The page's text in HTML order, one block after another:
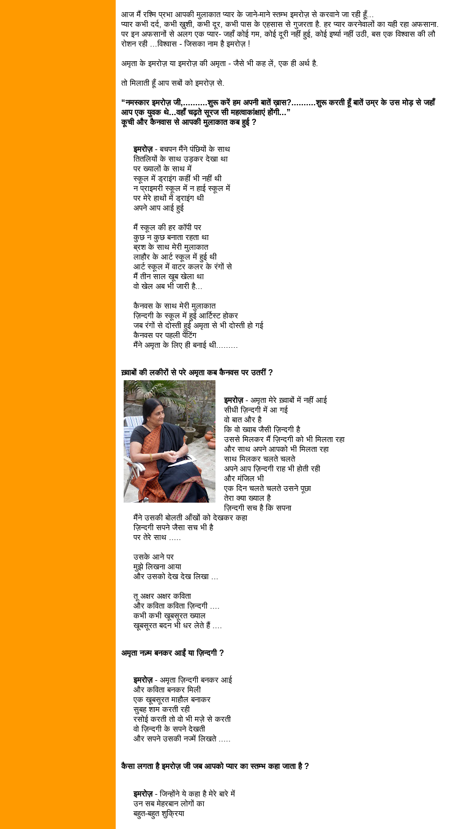
आज मैं रश्मि प्रभा आपकी मुलाकात प्यार के जाने-माने स्तम्भ इमरोज़ से करवाने जा रही हूँ...
प्यार कभी दर्द, कभी ख़ुशी, कभी दूर, कभी पास के एहसास से गुजरता है. हर प्यार करनेवालों का यही रहा अफसाना.
पर इन अफसानों से अलग एक प्यार- जहाँ कोई गम, कोई दूरी नहीं हुई, कोई इर्ष्या नहीं उठी, बस एक विश्वास की लौ
रोशन रही ...विश्वास - जिसका नाम है इमरोज़ !
अमृता के इमरोज़ या इमरोज़ की अमृता - जैसे भी कह लें, एक ही अर्थ है.
तो मिलाती हूँ आप सबों को इमरोज़ से.
“नमस्कार इमरोज़ जी,..........शुरू करें हम अपनी बातें ख़ास?..........शुरू करती हूँ बातें उम्र के उस मोड़ से जहाँ
आप एक युवक थे...वहाँ चढ़ते सूरज सी महत्वाकांक्षाएं होंगी...”
कूची और कैनवास से आपकी मुलाकात कब हुई ?
इमरोज़- बचपन मैंने पंछियों के साथ
तितलियों के साथ उड़कर देखा था
पर ख्यालों के साथ में
स्कूल में ड्राइंग कहीं भी नहीं थी
न प्राइमरी स्कूल में न हाई स्कूल में
पर मेरे हाथों में ड्राइंग थी
अपने आप आई हुई
मैं स्कूल की हर कॉपी पर
कुछ न कुछ बनाता रहता था
ब्रश के साथ मेरी मुलाकात
लाहौर के आर्ट स्कूल में हुई थी
आर्ट स्कूल में वाटर कलर के रंगों से
मैं तीन साल खूब खेला था
वो खेल अब भी जारी है...
कैनवस के साथ मेरी मुलाकात
ज़िन्दगी के स्कूल में हुई आर्टिस्ट होकर
जब रंगों से दोस्ती हुई अमृता से भी दोस्ती हो गई
कैनवस पर पहली पेंटिंग
मैंने अमृता के लिए ही बनाई थी.........
ख़्वाबों की लकीरों से परे अमृता कब कैनवस पर उतरीं ?
इमरोज़- अमृता मेरे ख़्वाबों में नहीं आई
सीधी ज़िन्दगी में आ गई
वो बात और है
कि वो ख्वाब जैसी ज़िन्दगी है
उससे मिलकर मैं ज़िन्दगी को भी मिलता रहा
और साथ अपने आपको भी मिलता रहा
साथ मिलकर चलते चलते
अपने आप ज़िन्दगी राह भी होती रही
और मंजिल भी
एक दिन चलते चलते उसने पूछा
तेरा क्या ख्याल है
ज़िन्दगी सच है कि सपना
मैंने उसकी बोलती आँखों को देखकर कहा
ज़िन्दगी सपने जैसा सच भी है
पर तेरे साथ .....
उसके आने पर
मुझे लिखना आया
और उसको देख देख लिखा ...
तू अक्षर अक्षर कविता
और कविता कविता ज़िन्दगी ....
कभी कभी खूबसूरत ख्याल
खूबसूरत बदन भी धर लेते हैं ....
अमृता नज़्म बनकर आईं या ज़िन्दगी ?
इमरोज़- अमृता ज़िन्दगी बनकर आई
और कविता बनकर मिली
एक खूबसूरत माहौल बनाकर
सुबह शाम करती रही
रसोई करती तो वो भी मज़े से करती
वो ज़िन्दगी के सपने देखती
और सपने उसकी नज्में लिखते .....
कैसा लगता है इमरोज़ जी जब आपको प्यार का स्तम्भ कहा जाता है ?
इमरोज़- जिन्होंने ये कहा है मेरे बारे में
उन सब मेहरबान लोगों का
बहुत-बहुत शुक्रिया